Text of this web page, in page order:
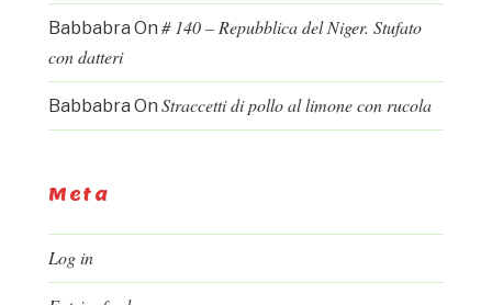
Babbabra On # 140 – Repubblica del Niger. Stufato
con datteri
Babbabra On Straccetti di pollo al limone con rucola
Meta
Log in